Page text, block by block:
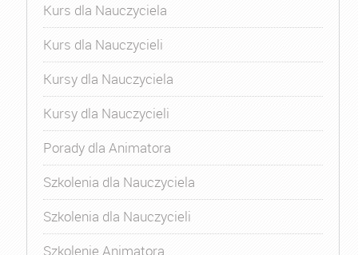
Kurs dla Nauczyciela
Kurs dla Nauczycieli
Kursy dla Nauczyciela
Kursy dla Nauczycieli
Porady dla Animatora
Szkolenia dla Nauczyciela
Szkolenia dla Nauczycieli
Szkolenie Animatora